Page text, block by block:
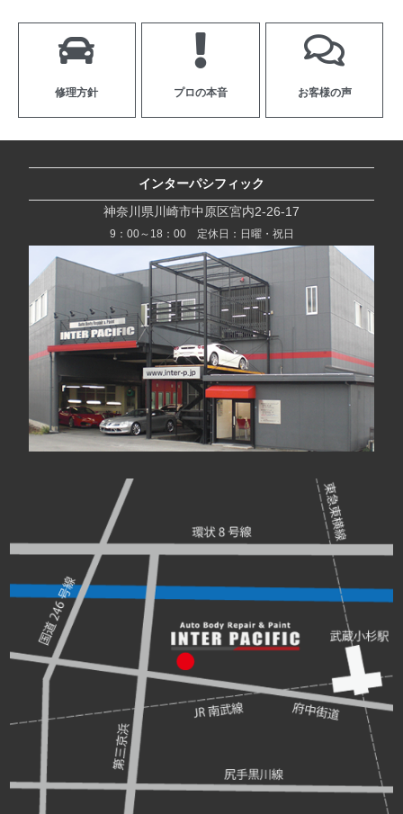
修理方針 プロの本音 お客様の声
インターパシフィック
神奈川県川崎市中原区宮内2-26-17
9：00～18：00 定休日：日曜・祝日